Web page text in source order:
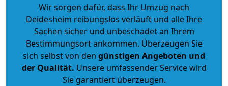
Wir sorgen dafür, dass Ihr Umzug nach
Deidesheim reibungslos verläuft und alle Ihre
Sachen sicher und unbeschadet an Ihrem
Bestimmungsort ankommen. Überzeugen Sie
sich selbst von den günstigen Angeboten und
der Qualität. Unsere umfassender Service wird
Sie garantiert überzeugen.